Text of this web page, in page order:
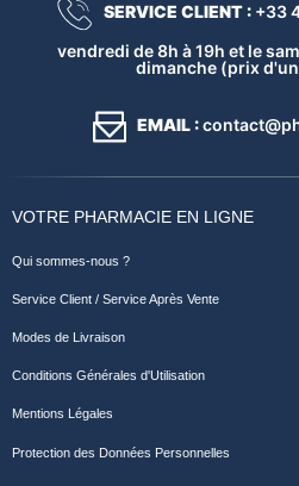
SERVICE CLIENT :+33
vendredi de 8h à 19h et le
dimanche (prix
EMAIL :
VOTRE PHARMACIE EN LIGNE
Qui sommes-nous ?
Service Client / Service Après Vente
Modes de Livraison
Conditions Générales d'Utilisation
Mentions Légales
Protection des Données Personnelles